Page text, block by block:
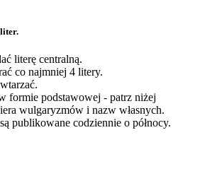
liter.
literę centralną.
co najmniej 4 litery.
formie podstawowej - patrz niżej
wulgaryzmów i nazw własnych.
publikowane codziennie o północy.